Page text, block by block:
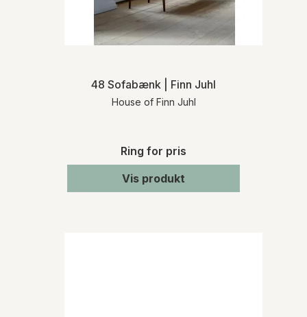
48 Sofabænk | Finn Juhl
House of Finn Juhl
Ring for pris
Vis produkt